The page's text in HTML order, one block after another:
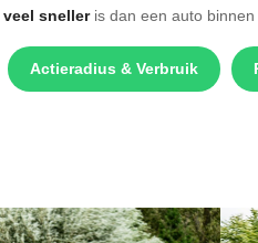
veel snelleris dan een auto binnen
Actieradius & Verbruik